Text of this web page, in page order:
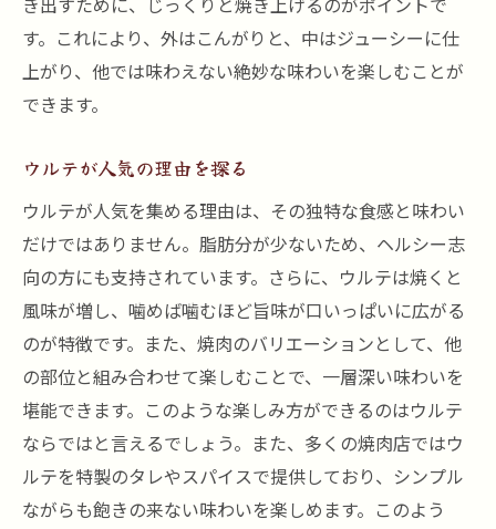
す。これにより、外はこんがりと、中はジューシーに仕
上がり、他では味わえない絶妙な味わいを楽しむことが
できます。
ウルテが人気の理由を探る
ウルテが人気を集める理由は、その独特な食感と味わい
だけではありません。脂肪分が少ないため、ヘルシー志
向の方にも支持されています。さらに、ウルテは焼くと
風味が増し、噛めば噛むほど旨味が口いっぱいに広がる
のが特徴です。また、焼肉のバリエーションとして、他
の部位と組み合わせて楽しむことで、一層深い味わいを
堪能できます。このような楽しみ方ができるのはウルテ
ならではと言えるでしょう。また、多くの焼肉店ではウ
ルテを特製のタレやスパイスで提供しており、シンプル
ながらも飽きの来ない味わいを楽しめます。このよう